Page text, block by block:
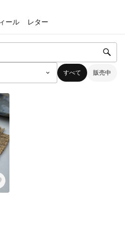
ール レター
すべて 販売中